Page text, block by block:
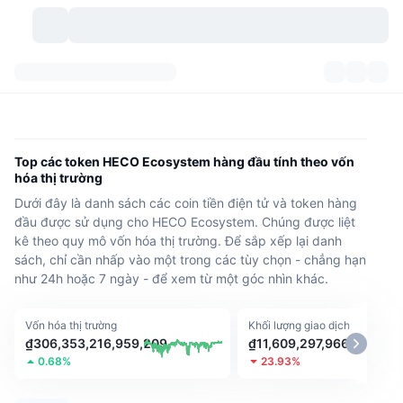
Xem Nhanh Lịch Sử Thị Trường
Mở khóa token
Lợi nhuận
Tài sản ngoài đời thực
Tổng quan thị trường
Thị trường Spot
Số lượng tiền mã hóa
Kho bạc Bitcoin
Kho bạc BNB
Tín hiệu
Xu hướng
Mới
Tăng giá
Trình khám phá Meme
Trao đổi
Sàn giao dịch tập trung
Giao ngay
Phái sinh
Cộng đồng
Feeds
Chủ đề
Phát trực tiếp
API
API
Crypto API
Sản phẩm
Sản phẩm
Top các token HECO Ecosystem hàng đầu tính theo vốn
hóa thị trường
Dưới đây là danh sách các coin tiền điện tử và token hàng
đầu được sử dụng cho HECO Ecosystem. Chúng được liệt
kê theo quy mô vốn hóa thị trường. Để sắp xếp lại danh
sách, chỉ cần nhấp vào một trong các tùy chọn - chẳng hạn
như 24h hoặc 7 ngày - để xem từ một góc nhìn khác.
Vốn hóa thị trường
₫306,353,216,959,209
0.68%
Khối lượng giao dịch
₫11,609,297,966,863
23.93%